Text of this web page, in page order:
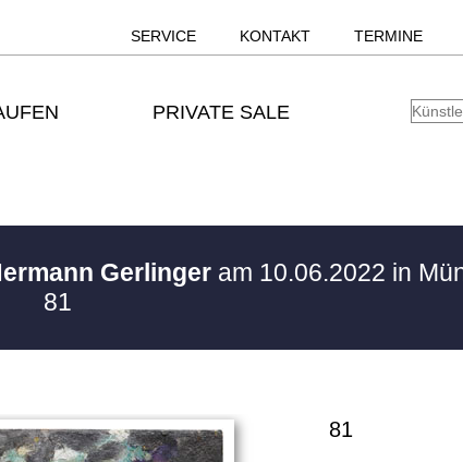
SERVICE KONTAKT TERMINE
PRIVATE SALE
Gerlinger am 10.06.2022 in
81
81